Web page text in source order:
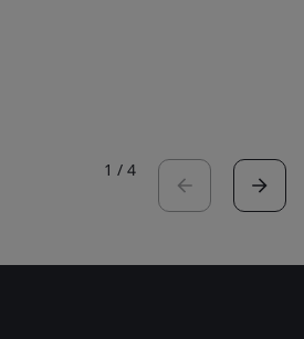
1 / 4